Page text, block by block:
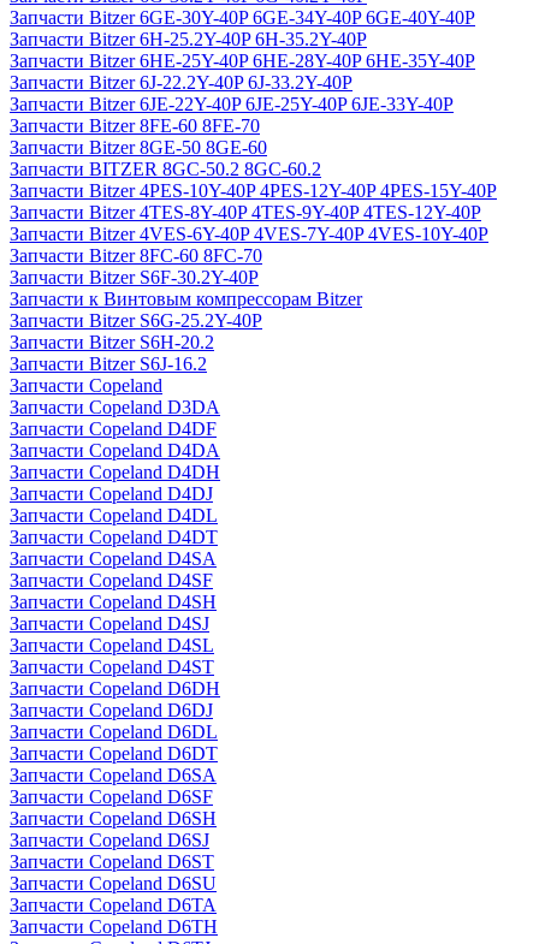
Запчасти Bitzer 6GE-30Y-40P 6GE-34Y-40P 6GE-40Y-40P
Запчасти Bitzer 6H-25.2Y-40P 6H-35.2Y-40P
Запчасти Bitzer 6HE-25Y-40P 6HE-28Y-40P 6HE-35Y-40P
Запчасти Bitzer 6J-22.2Y-40P 6J-33.2Y-40P
Запчасти Bitzer 6JE-22Y-40P 6JE-25Y-40P 6JE-33Y-40P
Запчасти Bitzer 8FE-60 8FE-70
Запчасти Bitzer 8GE-50 8GE-60
Запчасти BITZER 8GC-50.2 8GC-60.2
Запчасти Bitzer 4PES-10Y-40P 4PES-12Y-40P 4PES-15Y-40P
Запчасти Bitzer 4TES-8Y-40P 4TES-9Y-40P 4TES-12Y-40P
Запчасти Bitzer 4VES-6Y-40P 4VES-7Y-40P 4VES-10Y-40P
Запчасти Bitzer 8FC-60 8FC-70
Запчасти Bitzer S6F-30.2Y-40P
Запчасти к Винтовым компрессорам Bitzer
Запчасти Bitzer S6G-25.2Y-40P
Запчасти Bitzer S6H-20.2
Запчасти Bitzer S6J-16.2
Запчасти Copeland
Запчасти Copeland D3DA
Запчасти Copeland D4DF
Запчасти Copeland D4DA
Запчасти Copeland D4DH
Запчасти Copeland D4DJ
Запчасти Copeland D4DL
Запчасти Copeland D4DT
Запчасти Copeland D4SA
Запчасти Copeland D4SF
Запчасти Copeland D4SH
Запчасти Copeland D4SJ
Запчасти Copeland D4SL
Запчасти Copeland D4ST
Запчасти Copeland D6DH
Запчасти Copeland D6DJ
Запчасти Copeland D6DL
Запчасти Copeland D6DT
Запчасти Copeland D6SA
Запчасти Copeland D6SF
Запчасти Copeland D6SH
Запчасти Copeland D6SJ
Запчасти Copeland D6ST
Запчасти Copeland D6SU
Запчасти Copeland D6TA
Запчасти Copeland D6TH